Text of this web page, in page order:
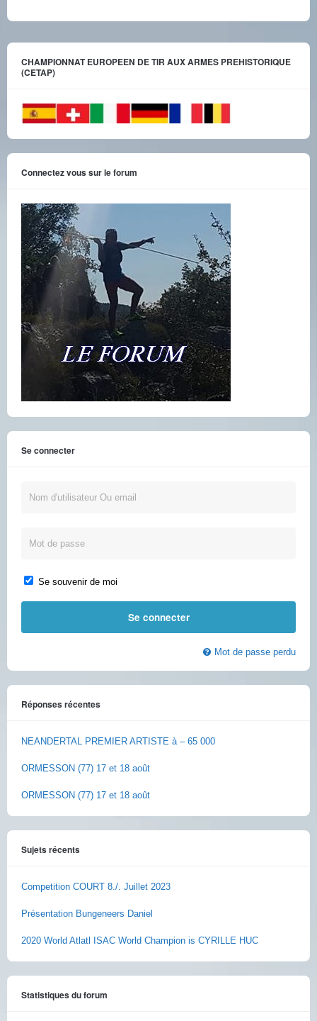
CHAMPIONNAT EUROPEEN DE TIR AUX ARMES PREHISTORIQUE
(CETAP)
Connectez vous sur le forum
Se connecter
Se souvenir de moi
Mot de passe perdu
Réponses récentes
NEANDERTAL PREMIER ARTISTE à – 65 000
ORMESSON (77) 17 et 18 août
ORMESSON (77) 17 et 18 août
Sujets récents
Competition COURT 8./. Juillet 2023
Présentation Bungeneers Daniel
2020 World Atlatl ISAC World Champion is CYRILLE HUC
Statistiques du forum